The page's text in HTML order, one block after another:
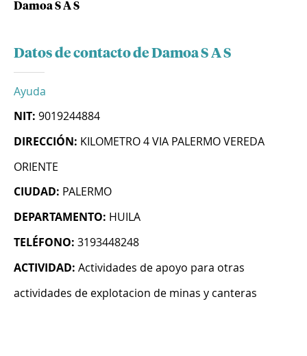
Damoa S A S
Datos de contacto de Damoa S A S
Ayuda
NIT: 9019244884
DIRECCIÓN: KILOMETRO 4 VIA PALERMO VEREDA
ORIENTE
CIUDAD: PALERMO
DEPARTAMENTO: HUILA
TELÉFONO: 3193448248
ACTIVIDAD: Actividades de apoyo para otras
actividades de explotacion de minas y canteras